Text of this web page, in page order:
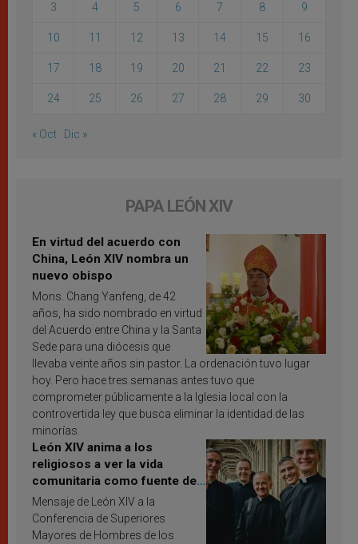
3 4 5 6 7 8 9
10 11 12 13 14 15 16
17 18 19 20 21 22 23
24 25 26 27 28 29 30
« Oct Dic »
PAPA LEÓN XIV
En virtud del acuerdo con
China, León XIV nombra un
nuevo obispo
Mons. Chang Yanfeng, de 42
años, ha sido nombrado en virtud
del Acuerdo entre China y la Santa
Sede para una diócesis que
llevaba veinte años sin pastor. La ordenación tuvo lugar
hoy. Pero hace tres semanas antes tuvo que
comprometer públicamente a la Iglesia local con la
controvertida ley que busca eliminar la identidad de las
minorías.
León XIV anima a los
religiosos a ver la vida
comunitaria como fuente de
inspiración y santificación
Mensaje de León XIV a la
Conferencia de Superiores
Mayores de Hombres de los